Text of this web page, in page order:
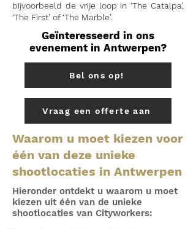
bijvoorbeeld de vrije loop in ‘The Catalpa’,
‘The First’ of ‘The Marble’.
Geïnteresseerd in ons
evenement in Antwerpen?
Bel ons op!
Vraag een offerte aan
Waarom u moet kiezen voor
één van deze unieke
shootlocaties in Antwerpen
Hieronder ontdekt u waarom u moet
kiezen uit één van de unieke
shootlocaties van Cityworkers: